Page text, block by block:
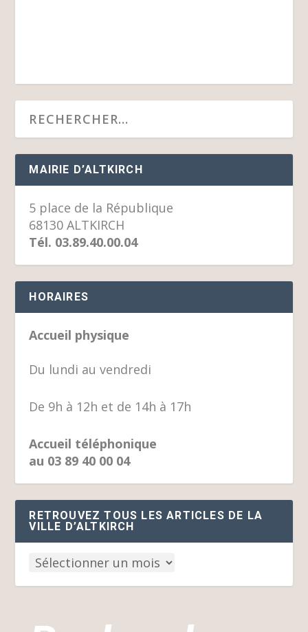
MAIRIE D’ALTKIRCH
5 place de la République
68130 ALTKIRCH
Tél. 03.89.40.00.04
HORAIRES
Accueil physique
Du lundi au vendredi
De 9h à 12h et de 14h à 17h
Accueil téléphonique
au 03 89 40 00 04
RETROUVEZ TOUS LES ARTICLES DE LA
VILLE D’ALTKIRCH